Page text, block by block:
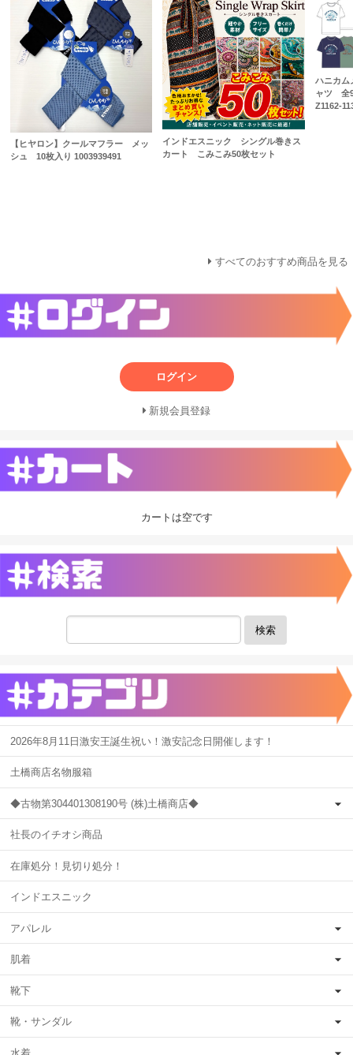
【ヒヤロン】クールマフラー メッ
シュ 10枚入り 1003939491
インドエスニック シングル巻きス
カート こみこみ50枚セット
ハニカム
ャツ 全
Z1162-
すべてのおすすめ商品を見る
ログイン
新規会員登録
カートは空です
検索
2026年8月11日激安王誕生祝い！激安記念日開催します！
土橋商店名物服箱
◆古物第304401308190号 (株)土橋商店◆
社長のイチオシ商品
在庫処分！見切り処分！
インドエスニック
アパレル
肌着
靴下
靴・サンダル